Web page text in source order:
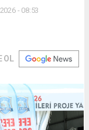
- 08:53
OL